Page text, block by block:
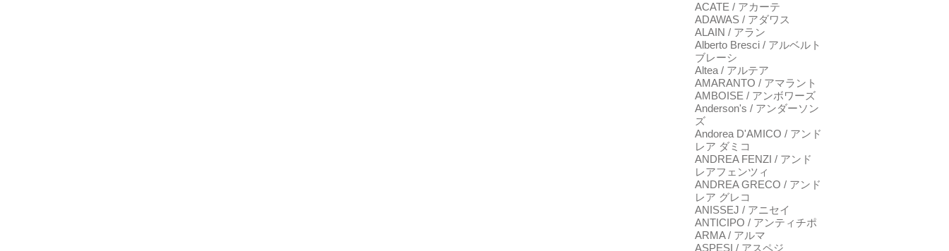
ACATE / アカーテ
ADAWAS / アダワス
ALAIN / アラン
Alberto Bresci / アルベルト
ブレーシ
Altea / アルテア
AMARANTO / アマラント
AMBOISE / アンボワーズ
Anderson's / アンダーソン
ズ
Andorea D'AMICO / アンド
レア ダミコ
ANDREA FENZI / アンド
レアフェンツィ
ANDREA GRECO / アンド
レア グレコ
ANISSEJ / アニセイ
ANTICIPO / アンティチポ
ARMA / アルマ
ASPESI / アスペジ